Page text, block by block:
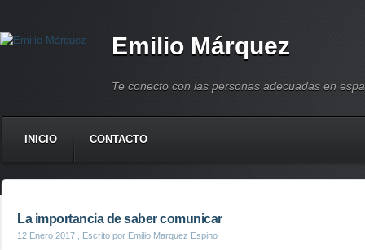
Emilio Márquez
Te conecto con las personas adecuadas en
INICIO CONTACTO
La importancia de saber comunicar
12 Enero 2017 , Escrito por Emilio Marquez Espino